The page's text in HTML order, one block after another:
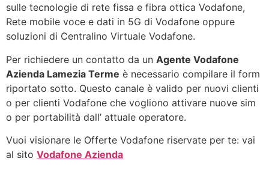
sulle tecnologie di rete fissa e fibra ottica Vodafone,
Rete mobile voce e dati in 5G di Vodafone oppure
soluzioni di Centralino Virtuale Vodafone.
Per richiedere un contatto da un Agente Vodafone
Azienda Lamezia Terme è necessario compilare il form
riportato sotto. Questo canale è valido per nuovi clienti
o per clienti Vodafone che vogliono attivare nuove sim
o per portabilità dall’ attuale operatore.
Vuoi visionare le Offerte Vodafone riservate per te: vai
al sito Vodafone Azienda